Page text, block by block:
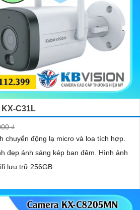
KX-C31L
₫
chuyển động lạ micro và loa tích hợp.
đẹp ánh sáng kép ban đêm. Hình ảnh
lưu trữ 256GB